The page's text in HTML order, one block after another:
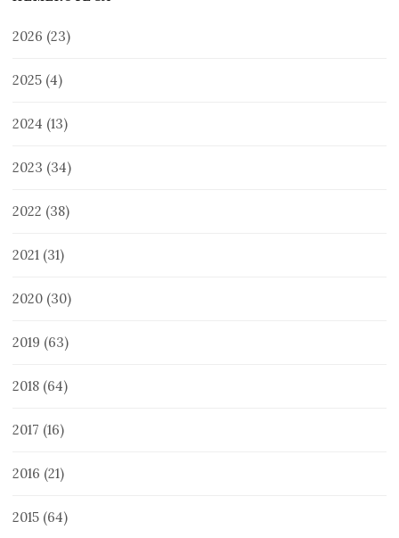
2026 (23)
2025 (4)
2024 (13)
2023 (34)
2022 (38)
2021 (31)
2020 (30)
2019 (63)
2018 (64)
2017 (16)
2016 (21)
2015 (64)